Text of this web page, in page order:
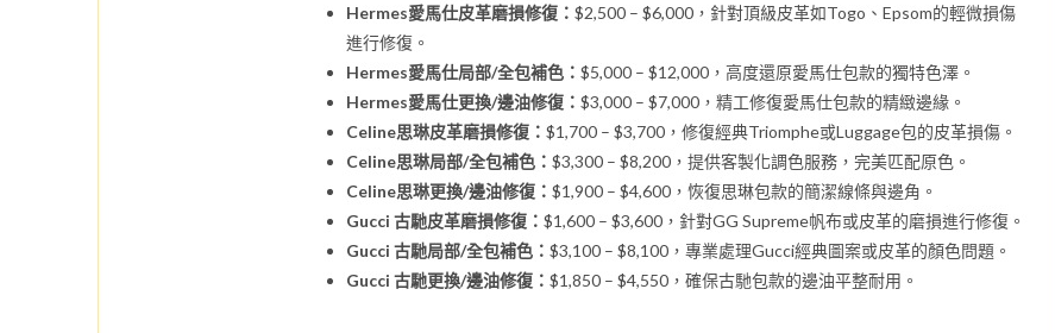
Hermes愛馬仕皮革磨損修復：$2,500 – $6,000，針對頂級皮革如Togo、Epsom的輕微損傷
進行修復。
Hermes愛馬仕局部/全包補色：$5,000 – $12,000，高度還原愛馬仕包款的獨特色澤。
Hermes愛馬仕更換/邊油修復：$3,000 – $7,000，精工修復愛馬仕包款的精緻邊緣。
Celine思琳皮革磨損修復：$1,700 – $3,700，修復經典Triomphe或Luggage包的皮革損傷。
Celine思琳局部/全包補色：$3,300 – $8,200，提供客製化調色服務，完美匹配原色。
Celine思琳更換/邊油修復：$1,900 – $4,600，恢復思琳包款的簡潔線條與邊角。
Gucci 古馳皮革磨損修復：$1,600 – $3,600，針對GG Supreme帆布或皮革的磨損進行修復。
Gucci 古馳局部/全包補色：$3,100 – $8,100，專業處理Gucci經典圖案或皮革的顏色問題。
Gucci 古馳更換/邊油修復：$1,850 – $4,550，確保古馳包款的邊油平整耐用。